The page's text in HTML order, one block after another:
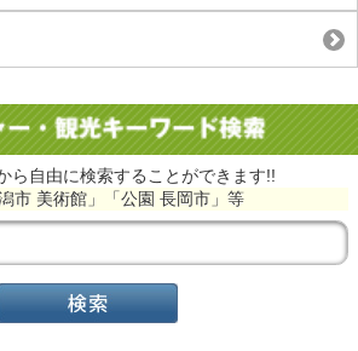
ら自由に検索することができます!!
市 美術館」「公園 長岡市」等